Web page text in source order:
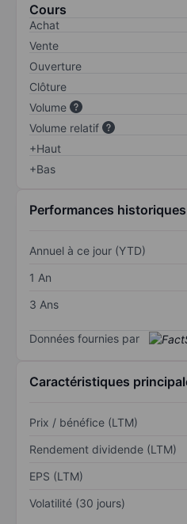
Cours
Achat
Vente
Ouverture
Clôture
Volume
Volume relatif
+Haut
+Bas
Performances historiques
Annuel à ce jour (YTD)
1 An
3 Ans
Données fournies par
Caractéristiques
Prix / bénéfice (LTM)
Rendement dividende (LTM)
EPS (LTM)
Volatilité (30 jours)